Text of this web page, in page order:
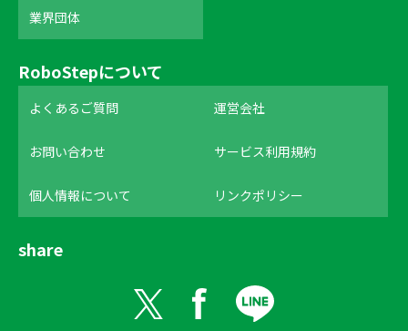
業界団体
RoboStepについて
よくあるご質問 運営会社
お問い合わせ サービス利用規約
個人情報について リンクポリシー
share